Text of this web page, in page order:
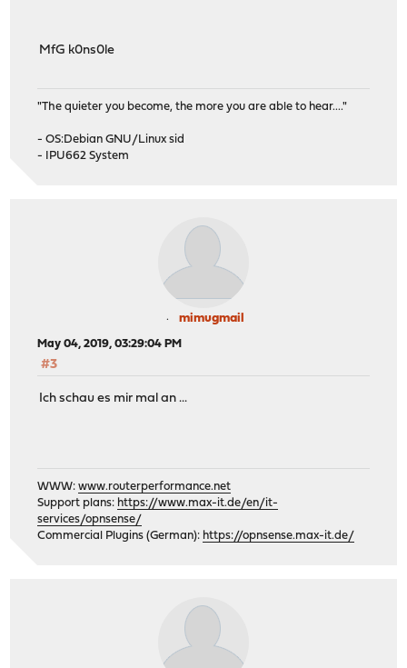
MfG k0ns0le
"The quieter you become, the more you are able to hear...."
- OS:Debian GNU/Linux sid
- IPU662 System
mimugmail
May 04, 2019, 03:29:04 PM
#3
Ich schau es mir mal an ...
WWW:www.routerperformance.net
Support plans: https://www.max-it.de/en/it-
services/opnsense/
Commercial Plugins (German): https://opnsense.max-it.de/